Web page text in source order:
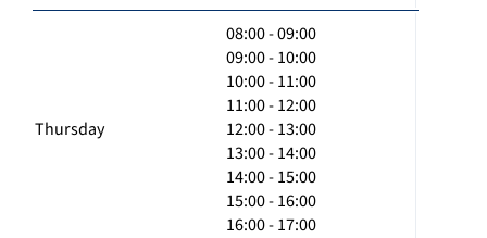
Thursday
08:00 - 09:00
09:00 - 10:00
10:00 - 11:00
11:00 - 12:00
12:00 - 13:00
13:00 - 14:00
14:00 - 15:00
15:00 - 16:00
16:00 - 17:00